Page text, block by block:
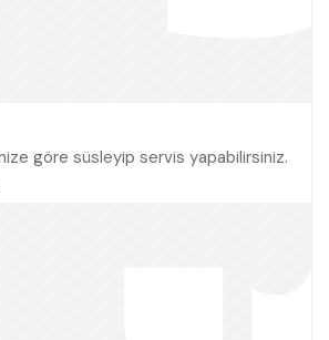
göre süsleyip servis yapabilirsiniz.